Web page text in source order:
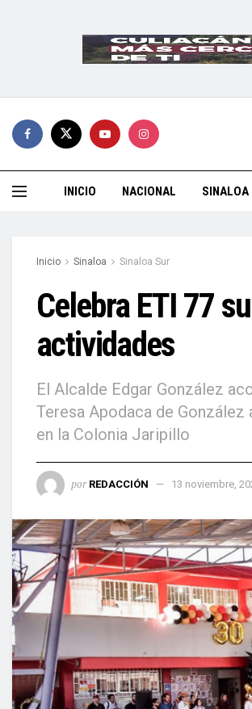
INICIO NACIONAL SINALOA
Inicio Sinaloa Sinaloa Sur
Celebra ETI 77
actividades
El Alcalde Edgar González
Teresa Apodaca de
en la Colonia Jaripillo
por REDACCIÓN 13 noviembre,